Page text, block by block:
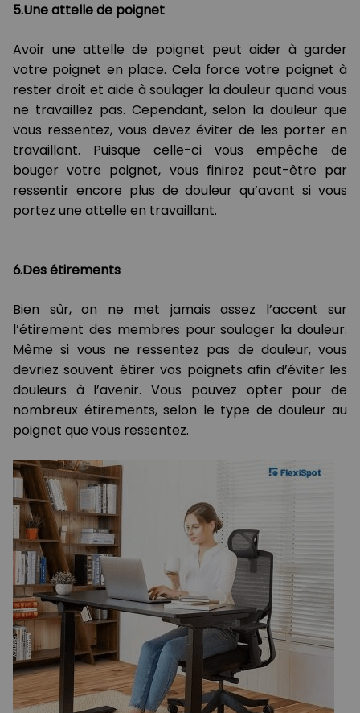
5.Une attelle de poignet
Avoir une attelle de poignet peut aider à garder
votre poignet en place. Cela force votre poignet à
rester droit et aide à soulager la douleur quand vous
ne travaillez pas. Cependant, selon la douleur que
vous ressentez, vous devez éviter de les porter en
travaillant. Puisque celle-ci vous empêche de
bouger votre poignet, vous finirez peut-être par
ressentir encore plus de douleur qu’avant si vous
portez une attelle en travaillant.
6.Des étirements
Bien sûr, on ne met jamais assez l’accent sur
l’étirement des membres pour soulager la douleur.
Même si vous ne ressentez pas de douleur, vous
devriez souvent étirer vos poignets afin d’éviter les
douleurs à l’avenir. Vous pouvez opter pour de
nombreux étirements, selon le type de douleur au
poignet que vous ressentez.